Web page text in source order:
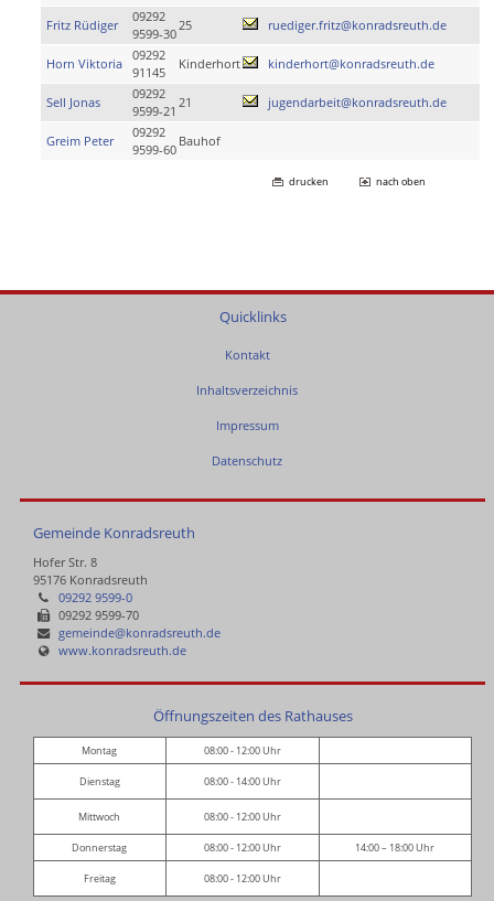
Fritz Rüdiger
09292
9599-30
25 ruediger.fritz@konradsreuth.de
Horn Viktoria
09292
91145
Kinderhort kinderhort@konradsreuth.de
Sell Jonas
09292
9599-21
21 jugendarbeit@konradsreuth.de
Greim Peter
09292
9599-60
Bauhof
drucken nach oben
Quicklinks
Kontakt
Inhaltsverzeichnis
Impressum
Datenschutz
Gemeinde Konradsreuth
Hofer Str. 8
95176 Konradsreuth
09292 9599-0
09292 9599-70
gemeinde@konradsreuth.de
www.konradsreuth.de
Öffnungszeiten des Rathauses
Montag 08:00 - 12:00 Uhr
Dienstag 08:00 - 14:00 Uhr
Mittwoch 08:00 - 12:00 Uhr
Donnerstag 08:00 - 12:00 Uhr 14:00 – 18:00 Uhr
Freitag 08:00 - 12:00 Uhr